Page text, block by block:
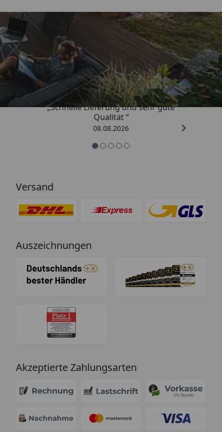
Trusted Shops
4,81/ 5
„Schnelle Lieferung und sehr gute
Qualität “
08.08.2026
Versand
Auszeichnungen
Akzeptierte Zahlungsarten